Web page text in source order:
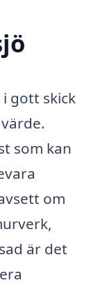
gott skick
som kan
om
är det